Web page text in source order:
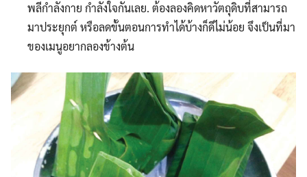
Search
for:
Search
พลีกำลังกาย กำลังใจกันเลย. ต้องลองคิดหาวัตถุดิบที่สามารถ
มาประยุกต์ หรือลดขั้นตอนการทำได้บ้างก็ดีไม่น้อย จึงเป็นที่มา
ของเมนูอยากลองข้างต้น